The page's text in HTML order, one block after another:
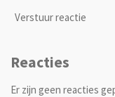
Verstuur reactie
Reacties
Er zijn geen reacties